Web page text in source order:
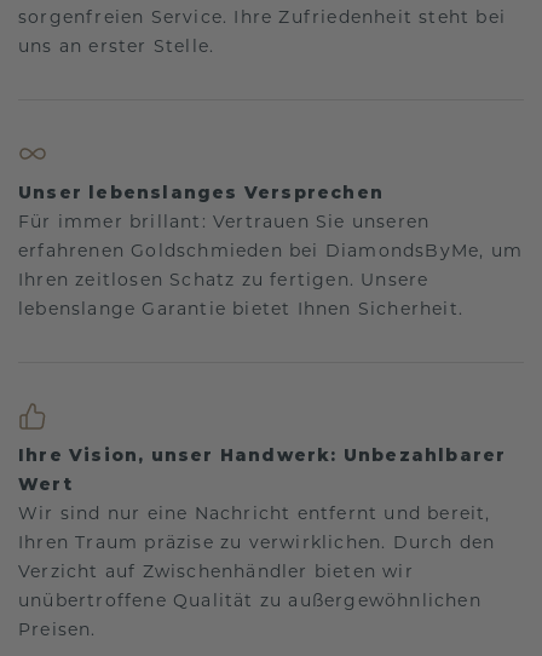
sorgenfreien Service. Ihre Zufriedenheit steht bei
uns an erster Stelle.
Unser lebenslanges Versprechen
Für immer brillant: Vertrauen Sie unseren
erfahrenen Goldschmieden bei DiamondsByMe, um
Ihren zeitlosen Schatz zu fertigen. Unsere
lebenslange Garantie bietet Ihnen Sicherheit.
Ihre Vision, unser Handwerk: Unbezahlbarer
Wert
Wir sind nur eine Nachricht entfernt und bereit,
Ihren Traum präzise zu verwirklichen. Durch den
Verzicht auf Zwischenhändler bieten wir
unübertroffene Qualität zu außergewöhnlichen
Preisen.